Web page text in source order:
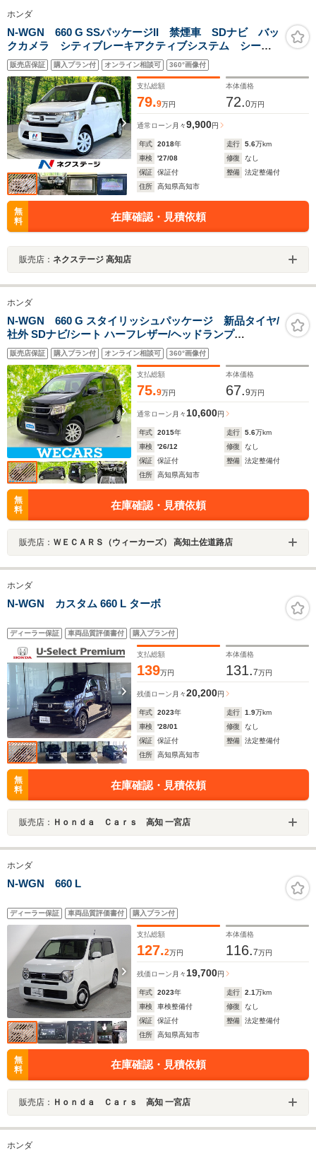
ホンダ
N-WGN 660 G SSパッケージII 禁煙車 SDナビ バッ
クカメラ シティブレーキアクティブシステム シート
ヒーター スマートキー HIDヘッド ETC オートライ
ト オートエアコン ドアバイザー Bluetooth
販売店保証 購入プラン付 オンライン相談可 360°画像付
支払総額
79.9万円
本体価格
72.0万円
通常ローン 月々9,900円
年式 2018年 走行 5.6万km
車検
'27/08 修復
なし
保証
保証付 整備
法定整備付
住所
高知県高知市
無
料
在庫確認・見積依頼
販売店： ネクステージ 高知店
ホンダ
N-WGN 660 G スタイリッシュパッケージ 新品タイヤ/
社外 SDナビ/シート ハーフレザー/ヘッドランプ
HID/Bluetooth接続/横滑り防止装置/クルーズコントロー
ル/バックモニター/フルセグTV/DVD
販売店保証 購入プラン付 オンライン相談可 360°画像付
支払総額
75.9万円
本体価格
67.9万円
通常ローン 月々10,600円
年式 2015年 走行 5.6万km
車検
'26/12 修復
なし
保証
保証付 整備
法定整備付
住所
高知県高知市
無
料
在庫確認・見積依頼
販売店： ＷＥＣＡＲＳ（ウィーカーズ） 高知土佐道路店
ホンダ
N-WGN カスタム 660 L ターボ
ディーラー保証 車両品質評価書付 購入プラン付
支払総額
139万円
本体価格
131.7万円
残価ローン 月々20,200円
年式 2023年 走行 1.9万km
車検
'28/01 修復
なし
保証
保証付 整備
法定整備付
住所
高知県高知市
無
料
在庫確認・見積依頼
販売店： Ｈｏｎｄａ Ｃａｒｓ 高知 一宮店
ホンダ
N-WGN 660 L
ディーラー保証 車両品質評価書付 購入プラン付
支払総額
127.2万円
本体価格
116.7万円
残価ローン 月々 19,700円
年式 2023年 走行 2.1万km
車検
車検整備付 修復
なし
保証
保証付 整備
法定整備付
住所
高知県高知市
無
料
在庫確認・見積依頼
販売店： Ｈｏｎｄａ Ｃａｒｓ 高知 一宮店
ホンダ